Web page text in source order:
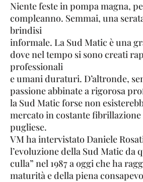
Niente feste in pompa magna,
compleanno. Semmai, una
brindisi
informale. La Sud Matic è una
dove nel tempo si sono creati
professionali
e umani duraturi. D’altronde,
passione abbinate a rigorosa
la Sud Matic forse non
mercato in costante
pugliese.
VM ha intervistato Daniele
l’evoluzione della Sud Matic da
culla” nel 1987 a oggi che ha
maturità e della piena